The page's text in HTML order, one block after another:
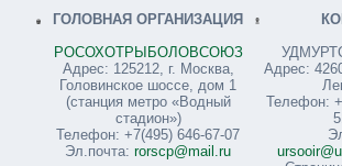
ГОЛОВНАЯ ОРГАНИЗАЦИЯ
РОСОХОТРЫБОЛОВСОЮЗ
Адрес: 125212, г. Москва,
Головинское шоссе, дом 1
(станция метро «Водный
стадион»)
Телефон: +7(495) 646-67-07
Эл.почта: rorscp@mail.ru
Адрес:
Телефон: